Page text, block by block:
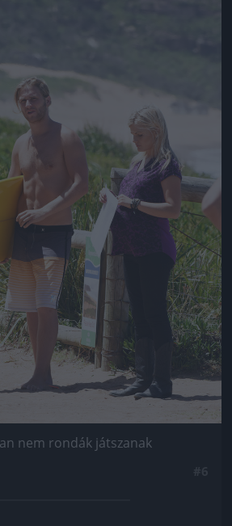
nem rondák játszanak